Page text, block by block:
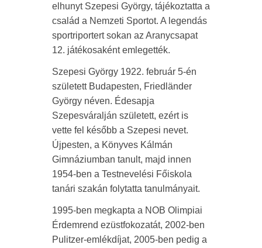
elhunyt Szepesi György, tájékoztatta a
család a Nemzeti Sportot. A legendás
sportriportert sokan az Aranycsapat
12. játékosaként emlegették.
Szepesi György 1922. február 5-én
született Budapesten, Friedländer
György néven. Édesapja
Szepesváralján született, ezért is
vette fel később a Szepesi nevet.
Újpesten, a Könyves Kálmán
Gimnáziumban tanult, majd innen
1954-ben a Testnevelési Főiskola
tanári szakán folytatta tanulmányait.
1995-ben megkapta a NOB Olimpiai
Érdemrend ezüstfokozatát, 2002-ben
Pulitzer-emlékdíjat, 2005-ben pedig a